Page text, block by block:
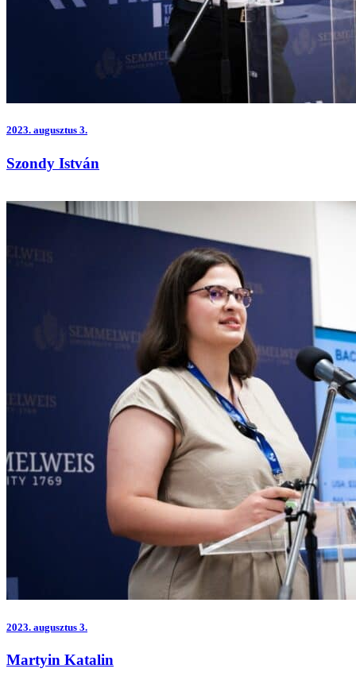
2023. augusztus 3.
Szondy István
2023. augusztus 3.
Martyin Katalin